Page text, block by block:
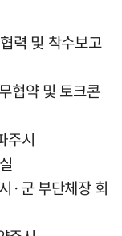
력 및 착수보고
협약 및 토크콘
주시
·군 부단체장 회